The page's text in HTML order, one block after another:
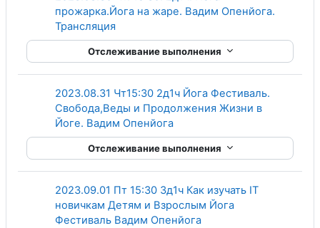
прожарка.Йога на жаре. Вадим Опенйога.
Трансляция
Отслеживание выполнения
2023.08.31 Чт15:30 2д1ч Йога Фестиваль.
Свобода,Веды и Продолжения Жизни в
Йоге. Вадим ОпенйогаГиперссылка
Отслеживание выполнения
2023.09.01 Пт 15:30 3д1ч Как изучать IT
новичкам Детям и Взрослым Йога
Фестиваль Вадим ОпенйогаГиперссылка